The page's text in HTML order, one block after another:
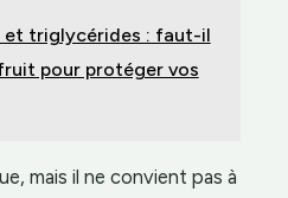
et triglycérides : faut-il
pour protéger vos
mais il ne convient pas à